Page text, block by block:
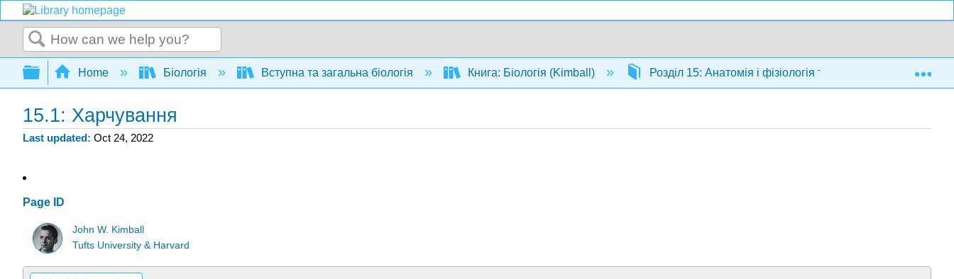
Search
Expand/collapse global hierarchy
Home Біологія Вступна та загальна біологія Книга: Біологія (Kimball) Розділ 15: Анатомія і фізіологія тварин 15.1:
15.1: Харчування
Last updated Oct 24, 2022
Page ID
John W. Kimball
Tufts University & Harvard